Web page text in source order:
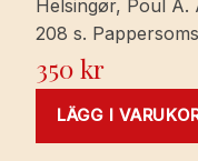
Helsingør, Poul A.
208 s.
350kr
LÄGG I